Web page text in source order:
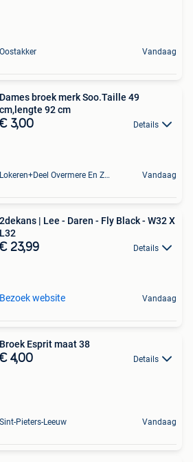
Oostakker Vandaag
Dames broek merk Soo.Taille 49
cm,lengte 92 cm
€ 3,00 Details
Lokeren+Deel Overmere En Zele Vandaag
2dekans | Lee - Daren - Fly Black - W32 X
L32
€ 23,99 Details
Bezoek website Vandaag
Broek Esprit maat 38
€ 4,00 Details
Sint-Pieters-Leeuw Vandaag